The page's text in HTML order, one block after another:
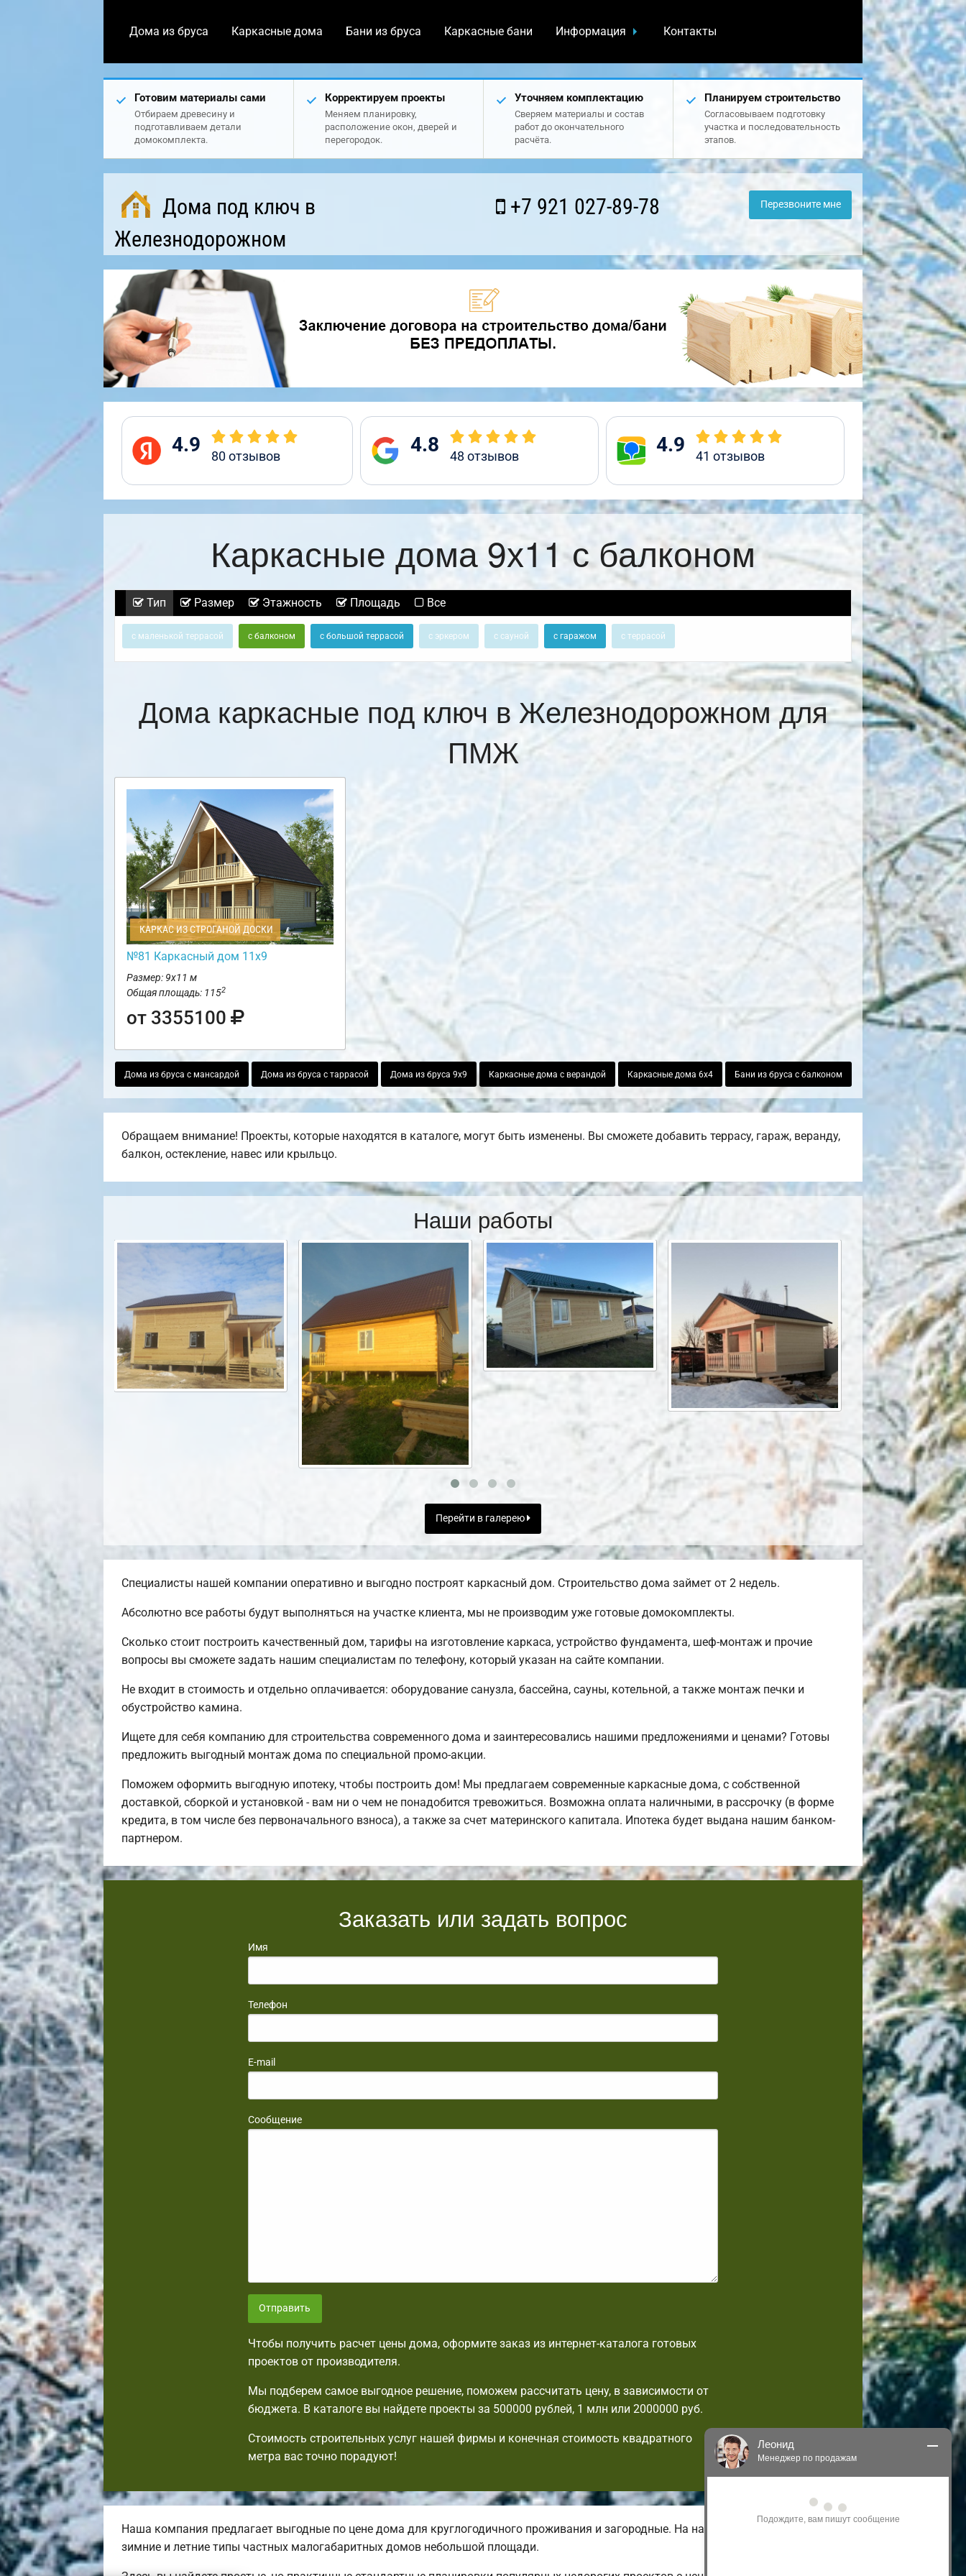
Дома из бруса Каркасные дома Бани из бруса Каркасные бани Информация Контакты
Готовим материалы сами
Отбираем древесину и
подготавливаем детали
домокомплекта.
Корректируем проекты
Меняем планировку,
расположение окон, дверей и
перегородок.
Уточняем комплектацию
Сверяем материалы и состав
работ до окончательного
расчёта.
Планируем строительство
Согласовываем подготовку
участка и последовательность
этапов.
Дома под ключ в
Железнодорожном
+7 921 027-89-78 Перезвоните мне
4.9 80отзывов 4.8 48 отзывов 4.9 41 отзывов
Каркасные дома 9х11 с балконом
Тип Размер Этажность Площадь Все
с маленькой террасой с балконом с большой террасой с эркером с сауной с гаражом с террасой
Дома каркасные под ключ в Железнодорожном для
ПМЖ
КАРКАС ИЗ СТРОГАНОЙ ДОСКИ
№81 Каркасный дом 11х9
Размер: 9х11 м
Общая площадь: 1152
от 3355100
Дома из бруса с мансардой Дома из бруса с таррасой Дома из бруса 9х9 Каркасные дома с верандой Каркасные дома 6х4 Бани из бруса с балконом
Обращаем внимание! Проекты, которые находятся в каталоге, могут быть изменены. Вы сможете добавить террасу, гараж, веранду,
балкон, остекление, навес или крыльцо.
Наши работы
Перейти в галерею
Специалисты нашей компании оперативно и выгодно построят каркасный дом. Строительство дома займет от 2 недель.
Абсолютно все работы будут выполняться на участке клиента, мы не производим уже готовые домокомплекты.
Сколько стоит построить качественный дом, тарифы на изготовление каркаса, устройство фундамента, шеф-монтаж и прочие
вопросы вы сможете задать нашим специалистам по телефону, который указан на сайте компании.
Не входит в стоимость и отдельно оплачивается: оборудование санузла, бассейна, сауны, котельной, а также монтаж печки и
обустройство камина.
Ищете для себя компанию для строительства современного дома и заинтересовались нашими предложениями и ценами? Готовы
предложить выгодный монтаж дома по специальной промо-акции.
Поможем оформить выгодную ипотеку, чтобы построить дом! Мы предлагаем современные каркасные дома, с собственной
доставкой, сборкой и установкой - вам ни о чем не понадобится тревожиться. Возможна оплата наличными, в рассрочку (в форме
кредита, в том числе без первоначального взноса), а также за счет материнского капитала. Ипотека будет выдана нашим банком-
партнером.
Заказать или задать вопрос
Имя
Телефон
E-mail
Сообщение
Отправить
Чтобы получить расчет цены дома, оформите заказ из интернет-каталога готовых
проектов от производителя.
Мы подберем самое выгодное решение, поможем рассчитать цену, в зависимости от
бюджета. В каталоге вы найдете проекты за 500000 рублей, 1 млн или 2000000 руб.
Стоимость строительных услуг нашей фирмы и конечная стоимость квадратного
метра вас точно порадуют!
Наша компания предлагает выгодные по цене дома для круглогодичного проживания и загородные. На нашем веб-сайте имеются
зимние и летние типы частных малогабаритных домов небольшой площади.
Леонид
Менеджер по продажам
Здравствуйте! Я могу
проконсультировать Вас по нашим
акциям и проектам.